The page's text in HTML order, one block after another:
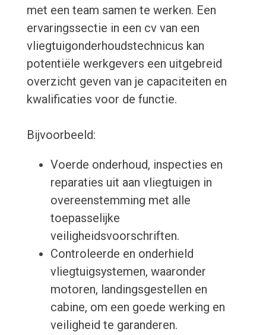
met een team samen te werken. Een
ervaringssectie in een cv van een
vliegtuigonderhoudstechnicus kan
potentiële werkgevers een uitgebreid
overzicht geven van je capaciteiten en
kwalificaties voor de functie.
Bijvoorbeeld:
Voerde onderhoud, inspecties en
reparaties uit aan vliegtuigen in
overeenstemming met alle
toepasselijke
veiligheidsvoorschriften.
Controleerde en onderhield
vliegtuigsystemen, waaronder
motoren, landingsgestellen en
cabine, om een goede werking en
veiligheid te garanderen.